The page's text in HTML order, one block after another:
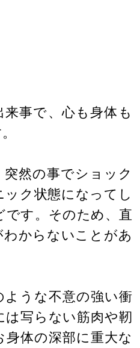
事で、心も身体も
然の事でショック
ク状態になってし
です。そのため、直
からないことがあ
ような不意の強い衝
写らない筋肉や靭
体の深部に重大な